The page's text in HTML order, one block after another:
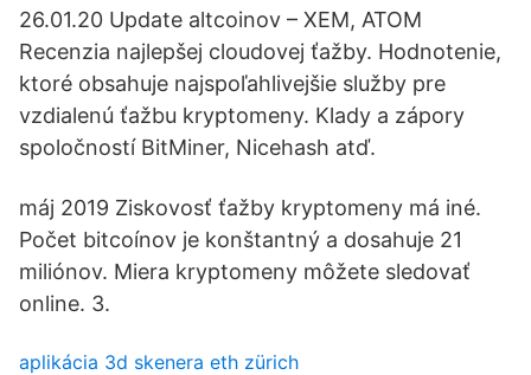
26.01.20 Update altcoinov – XEM, ATOM
Recenzia najlepšej cloudovej ťažby. Hodnotenie,
ktoré obsahuje najspoľahlivejšie služby pre
vzdialenú ťažbu kryptomeny. Klady a zápory
spoločností BitMiner, Nicehash atď.
máj 2019 Ziskovosť ťažby kryptomeny má iné.
Počet bitcoínov je konštantný a dosahuje 21
miliónov. Miera kryptomeny môžete sledovať
online. 3.
aplikácia 3d skenera eth zürich